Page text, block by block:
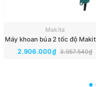
Makita
2.906.000₫ 3.957.540₫